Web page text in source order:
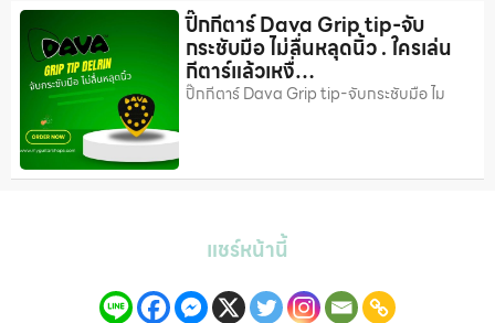
ปิ๊กกีตาร์ Dava Grip tip-จับ
กระชับมือ ไม่ลื่นหลุดนิ้ว . ใครเล่น
กีตาร์แล้วเหงื่…
ปิ๊กกีตาร์ Dava Grip tip-จับกระชับมือ ไม
แชร์หน้านี้